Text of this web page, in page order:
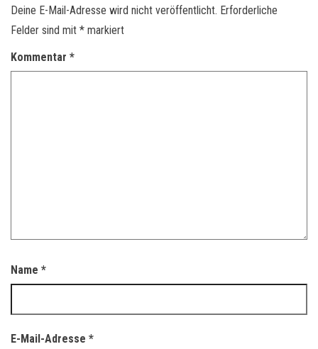
Deine E-Mail-Adresse wird nicht veröffentlicht. Erforderliche
Felder sind mit * markiert
Kommentar *
Name *
E-Mail-Adresse *